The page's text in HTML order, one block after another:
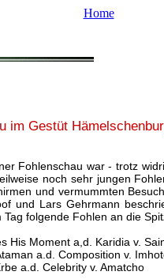
Home
im Gestüt
Fohlenschau war - trotz
noch sehr jungen
und vermummten
und Lars Gehrmann
folgende Fohlen an die
His Moment a,d. Karidia v.
a.d. Composition v.
a.d. Celebrity v. Amatcho